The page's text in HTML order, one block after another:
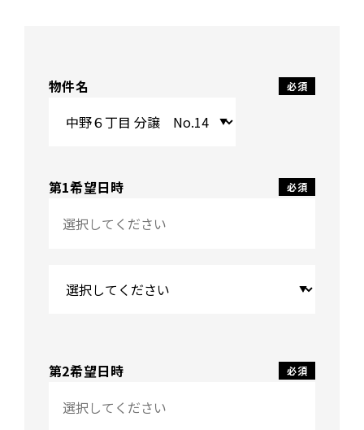
物件名
第1希望日時
第2希望日時